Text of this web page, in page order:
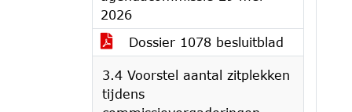
2026
Dossier 1078 besluitblad
3.4 Voorstel aantal zitplekken
tijdens